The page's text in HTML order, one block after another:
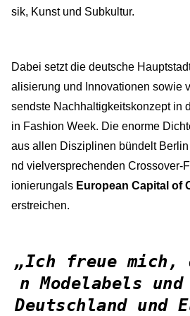
sik, Kunst und Subkultur.
Dabei setzt die deutsche
alisierung und Innovationen sowie
sendste Nachhaltigkeitskonzept in
in Fashion Week. Die enorme
aus allen Disziplinen bündelt
nd vielversprechenden Crossover-
ionierungals European Capital of
erstreichen.
„Ich freue mich,
n Modelabels und
Deutschland und